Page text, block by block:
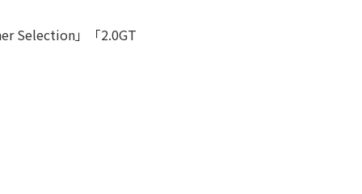
Selection」「2.0GT